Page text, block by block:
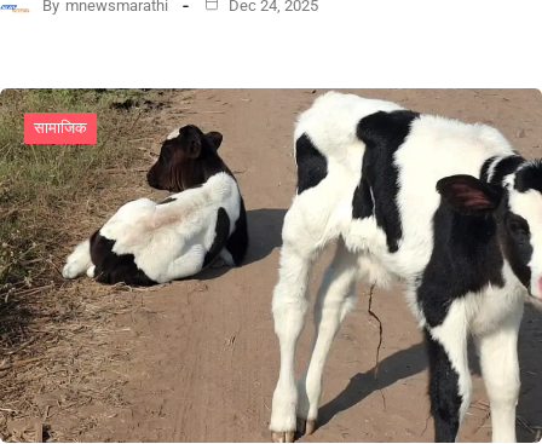
By mnewsmarathi Dec 24, 2025
सामाजिक